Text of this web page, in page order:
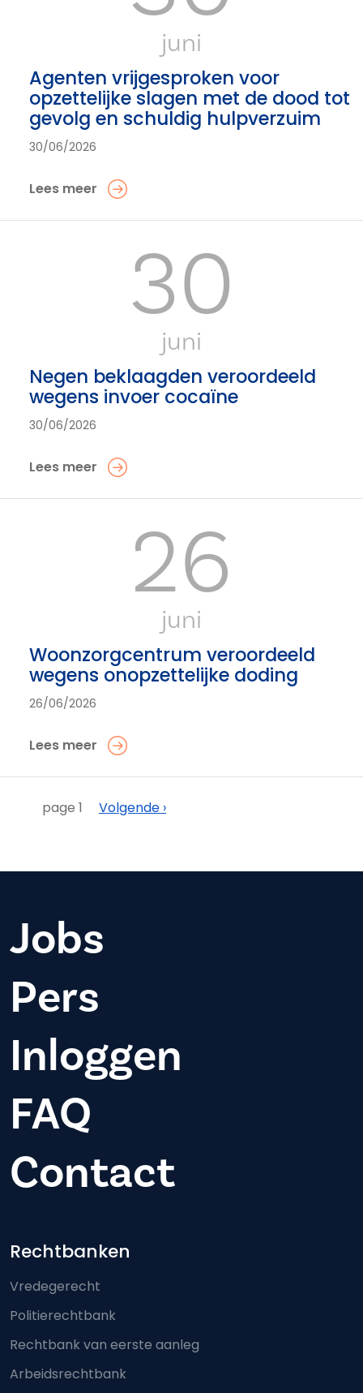
juni
Agenten vrijgesproken voor
opzettelijke slagen met de dood tot
gevolg en schuldig hulpverzuim
30/06/2026
Lees meer
30
juni
Negen beklaagden veroordeeld
wegens invoer cocaïne
30/06/2026
Lees meer
26
juni
Woonzorgcentrum veroordeeld
wegens onopzettelijke doding
26/06/2026
Lees meer
Paginering
page 1 Volgende
Volgende ›
Jobs
Pers
Inloggen
FAQ
Contact
Footer-menu
Rechtbanken
Vredegerecht
Politierechtbank
Rechtbank van eerste aanleg
Arbeidsrechtbank